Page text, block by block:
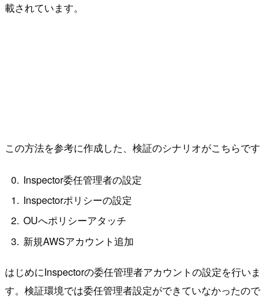
載されています。
この方法を参考に作成した、検証のシナリオがこちらです
Inspector委任管理者の設定
Inspectorポリシーの設定
OUへポリシーアタッチ
新規AWSアカウント追加
はじめにInspectorの委任管理者アカウントの設定を行いま
す。検証環境では委任管理者設定ができていなかったので